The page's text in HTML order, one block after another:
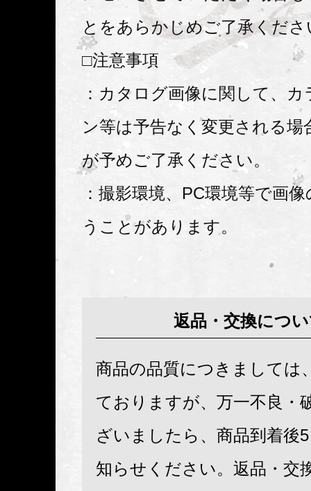
とをあらかじめご了承くださ
□注意事項
：カタログ画像に関して、
ン等は予告なく変更される場
が予めご了承ください。
：撮影環境、PC環境等で画
うことがあります。
返品・交換につ
商品の品質につきましては
ておりますが、万一不良・
ざいましたら、商品到着後
知らせください。返品・交